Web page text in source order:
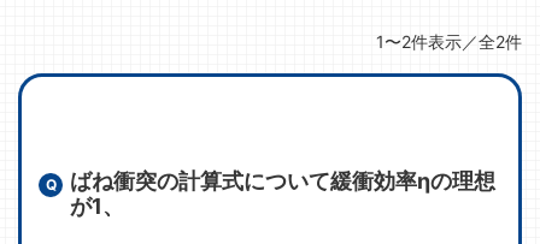
1〜2件表示／全2件
ばね衝突の計算式について緩衝効率ηの理想
が1、